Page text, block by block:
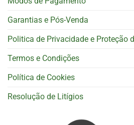
Garantias e Pós-Venda
Politica de Privacidade e Proteção
Termos e Condições
Política de Cookies
Resolução de Litígios